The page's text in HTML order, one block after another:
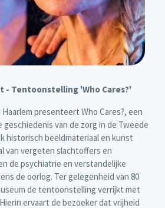
- Tentoonstelling 'Who Cares?'
presenteert Who Cares?, een
van de zorg in de Tweede
historisch beeldmateriaal en kunst
van vergeten slachtoffers en
de psychiatrie en verstandelijke
de oorlog. Ter gelegenheid van 80
de tentoonstelling verrijkt met
ervaart de bezoeker dat vrijheid